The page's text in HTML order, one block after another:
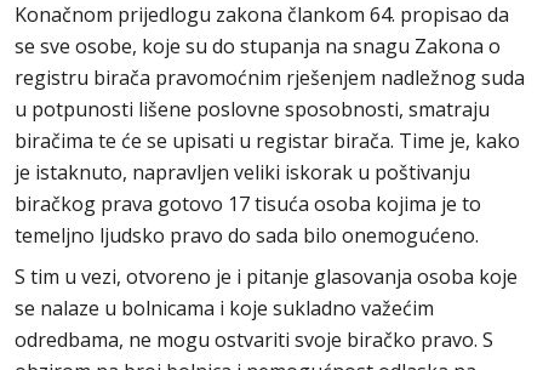
Konačnom prijedlogu zakona člankom 64. propisao da
se sve osobe, koje su do stupanja na snagu Zakona o
registru birača pravomoćnim rješenjem nadležnog suda
u potpunosti lišene poslovne sposobnosti, smatraju
biračima te će se upisati u registar birača. Time je, kako
je istaknuto, napravljen veliki iskorak u poštivanju
biračkog prava gotovo 17 tisuća osoba kojima je to
temeljno ljudsko pravo do sada bilo onemogućeno.
S tim u vezi, otvoreno je i pitanje glasovanja osoba koje
se nalaze u bolnicama i koje sukladno važećim
odredbama, ne mogu ostvariti svoje biračko pravo. S